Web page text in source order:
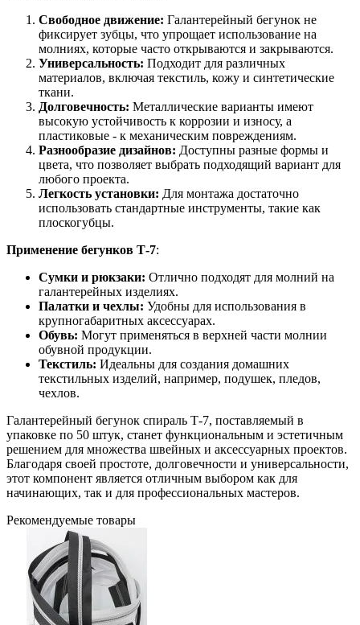
Свободное движение: Галантерейный бегунок не
фиксирует зубцы, что упрощает использование на
молниях, которые часто открываются и закрываются.
Универсальность: Подходит для различных
материалов, включая текстиль, кожу и синтетические
ткани.
Долговечность: Металлические варианты имеют
высокую устойчивость к коррозии и износу, а
пластиковые - к механическим повреждениям.
Разнообразие дизайнов: Доступны разные формы и
цвета, что позволяет выбрать подходящий вариант для
любого проекта.
Легкость установки: Для монтажа достаточно
использовать стандартные инструменты, такие как
плоскогубцы.
Применение бегунков Т-7:
Сумки и рюкзаки: Отлично подходят для молний на
галантерейных изделиях.
Палатки и чехлы: Удобны для использования в
крупногабаритных аксессуарах.
Обувь: Могут применяться в верхней части молнии
обувной продукции.
Текстиль: Идеальны для создания домашних
текстильных изделий, например, подушек, пледов,
чехлов.
Галантерейный бегунок спираль Т-7, поставляемый в
упаковке по 50 штук, станет функциональным и эстетичным
решением для множества швейных и аксессуарных проектов.
Благодаря своей простоте, долговечности и универсальности,
этот компонент является отличным выбором как для
начинающих, так и для профессиональных мастеров.
Рекомендуемые товары